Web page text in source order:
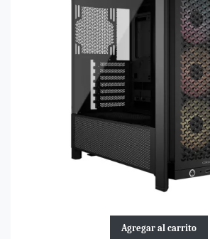
Agregar al carrito